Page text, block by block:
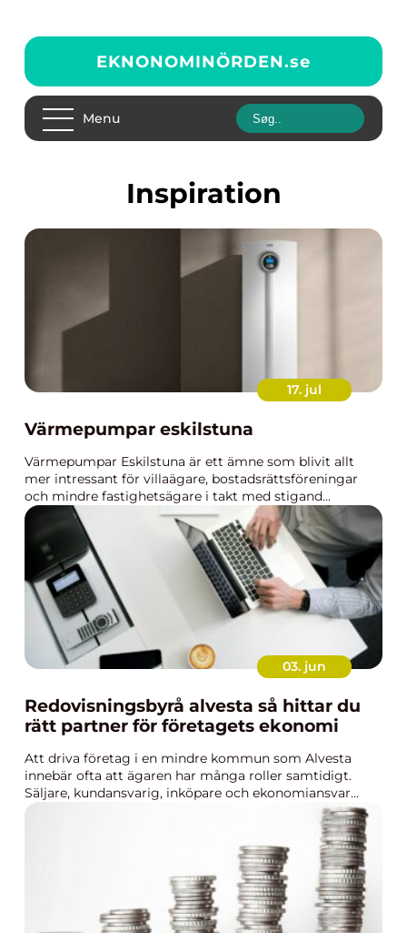
EKNONOMINÖRDEN.se
Menu
inspiration
17. jul
Värmepumpar eskilstuna
Värmepumpar Eskilstuna är ett ämne som blivit allt
mer intressant för villaägare, bostadsrättsföreningar
och mindre fastighetsägare i takt med stigand...
03. jun
Redovisningsbyrå alvesta så hittar du
rätt partner för företagets ekonomi
Att driva företag i en mindre kommun som Alvesta
innebär ofta att ägaren har många roller samtidigt.
Säljare, kundansvarig, inköpare och ekonomiansvar...